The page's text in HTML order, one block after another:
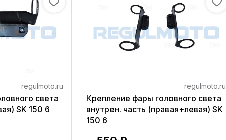
regulmoto.ru
света
SK 150 6
regulmoto.ru
Крепление фары головного света
внутрен. часть (правая+левая) SK
150 6